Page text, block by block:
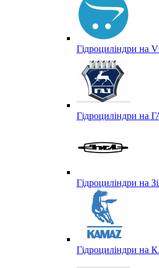
Гідроциліндри на
Гідроциліндри на
Гідроциліндри на
Гідроциліндри на